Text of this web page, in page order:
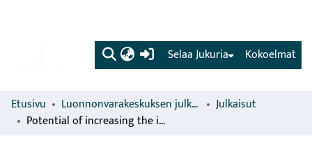
(current) Kokoelmat
Selaa Jukuria
Etusivu Luonnonvarakeskuksen julkaisut
Julkaisut
Potential of increasing the insect production in farms: the case of Northern Ostrobothnia, Finland